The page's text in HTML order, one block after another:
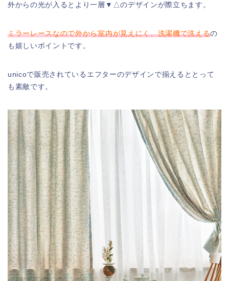
外からの光が入るとより一層▼△のデザインが際立ちます。
ミラーレースなので外から室内が見えにく、洗濯機で洗えるの
も嬉しいポイントです。
unicoで販売されているエフターのデザインで揃えるととって
も素敵です。